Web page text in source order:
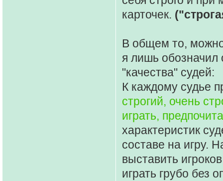
карточек.
В общем то,
я лишь обозначил
"качества" судей:
К каждому судье
строгий, очень
играть,
характеристик
составе на игру.
выставить
играть грубо без